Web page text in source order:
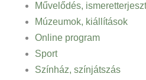
Művelődés,
Múzeumok, kiállítások
Online program
Sport
Színház, színjátszás